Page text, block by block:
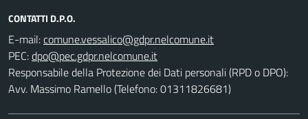
CONTATTI D.P.O.
E-mail:
PEC:
Responsabile della Protezione dei Dati personali (RPD o DPO):
Avv. Massimo Ramello (Telefono: 01311826681)